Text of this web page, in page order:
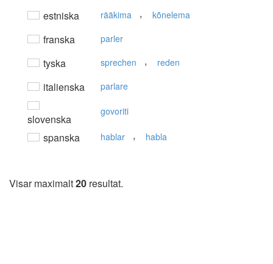
estniska rääkima , kõnelema
franska parler
tyska sprechen , reden
italienska parlare
slovenska
govoriti
spanska hablar , habla
Visar maximalt20 resultat.